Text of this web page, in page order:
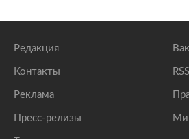
Редакция
Контакты
Реклама
Пресс-релизы
RSS